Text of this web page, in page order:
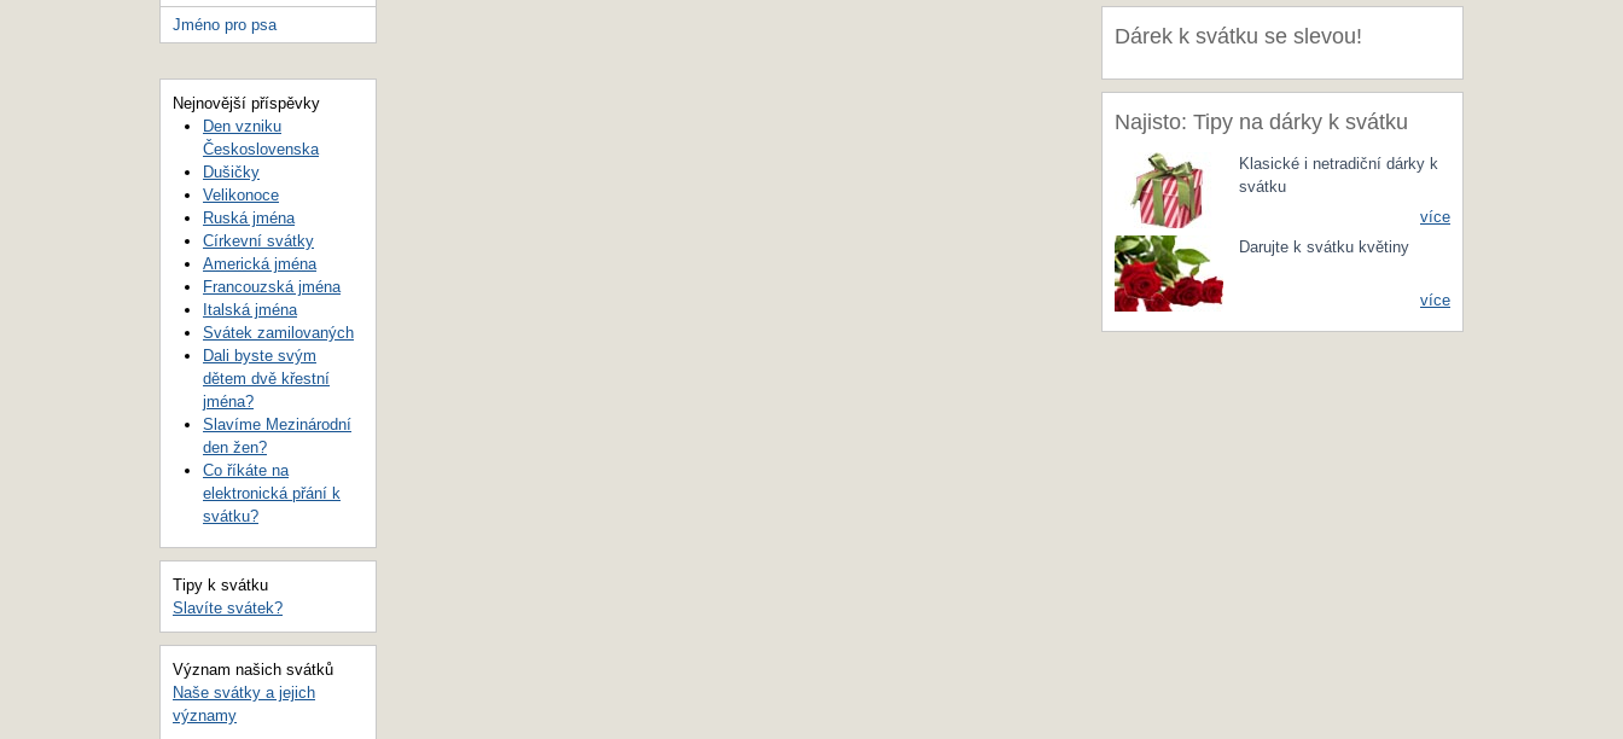
Dárek k svátku se slevou!
Najisto: Tipy na dárky k svátku
Klasické i netradiční dárky k
svátku
více
Darujte k svátku květiny
více
Jméno pro psa
Nejnovější příspěvky
Den vzniku
Československa
Dušičky
Velikonoce
Ruská jména
Církevní svátky
Americká jména
Francouzská jména
Italská jména
Svátek zamilovaných
Dali byste svým
dětem dvě křestní
jména?
Slavíme Mezinárodní
den žen?
Co říkáte na
elektronická přání k
svátku?
Tipy k svátku
Slavíte svátek?
Význam našich svátků
Naše svátky a jejich
významy